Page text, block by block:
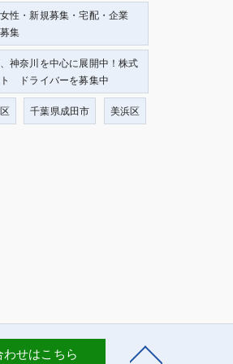
性・新規募集・宅配・企業
集
神奈川を中心に展開中！株式
ドライバーを募集中
千葉県成田市 美浜区
わせはこちら